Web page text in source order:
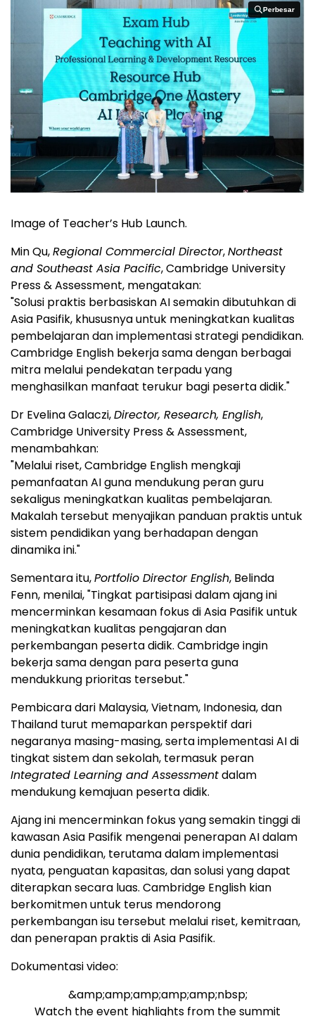
Perbesar
Perbesar
Image of Teacher’s Hub Launch.
Min Qu,Regional Commercial Director,Northeast
and Southeast Asia Pacific, Cambridge University
Press & Assessment, mengatakan:
"Solusi praktis berbasiskan AI semakin dibutuhkan di
Asia Pasifik, khususnya untuk meningkatkan kualitas
pembelajaran dan implementasi strategi pendidikan.
Cambridge English bekerja sama dengan berbagai
mitra melalui pendekatan terpadu yang
menghasilkan manfaat terukur bagi peserta didik."
Dr Evelina Galaczi,Director, Research, English,
Cambridge University Press & Assessment,
menambahkan:
"Melalui riset, Cambridge English mengkaji
pemanfaatan AI guna mendukung peran guru
sekaligus meningkatkan kualitas pembelajaran.
Makalah tersebut menyajikan panduan praktis untuk
sistem pendidikan yang berhadapan dengan
dinamika ini."
Sementara itu,Portfolio Director English, Belinda
Fenn, menilai, "Tingkat partisipasi dalam ajang ini
mencerminkan kesamaan fokus di Asia Pasifik untuk
meningkatkan kualitas pengajaran dan
perkembangan peserta didik. Cambridge ingin
bekerja sama dengan para peserta guna
mendukkung prioritas tersebut."
Pembicara dari Malaysia, Vietnam, Indonesia, dan
Thailand turut memaparkan perspektif dari
negaranya masing-masing, serta implementasi AI di
tingkat sistem dan sekolah, termasuk peran
Integrated Learning and Assessmentdalam
mendukung kemajuan peserta didik.
Ajang ini mencerminkan fokus yang semakin tinggi di
kawasan Asia Pasifik mengenai penerapan AI dalam
dunia pendidikan, terutama dalam implementasi
nyata, penguatan kapasitas, dan solusi yang dapat
diterapkan secara luas. Cambridge English kian
berkomitmen untuk terus mendorong
perkembangan isu tersebut melalui riset, kemitraan,
dan penerapan praktis di Asia Pasifik.
Dokumentasi video:
&amp;amp;amp;amp;amp;nbsp;
Watch the event highlights from the summit